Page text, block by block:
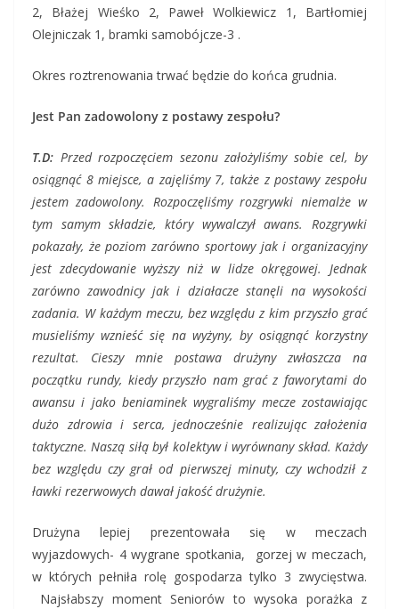
2, Błażej Wieśko 2, Paweł Wolkiewicz 1, Bartłomiej
Olejniczak 1, bramki samobójcze-3 .
Okres roztrenowania trwać będzie do końca grudnia.
Jest Pan zadowolony z postawy zespołu?
T.D: Przed rozpoczęciem sezonu założyliśmy sobie cel, by
osiągnąć 8 miejsce, a zajęliśmy 7, także z postawy zespołu
jestem zadowolony. Rozpoczęliśmy rozgrywki niemalże w
tym samym składzie, który wywalczył awans. Rozgrywki
pokazały, że poziom zarówno sportowy jak i organizacyjny
jest zdecydowanie wyższy niż w lidze okręgowej. Jednak
zarówno zawodnicy jak i działacze stanęli na wysokości
zadania. W każdym meczu, bez względu z kim przyszło grać
musieliśmy wznieść się na wyżyny, by osiągnąć korzystny
rezultat. Cieszy mnie postawa drużyny zwłaszcza na
początku rundy, kiedy przyszło nam grać z faworytami do
awansu i jako beniaminek wygraliśmy mecze zostawiając
dużo zdrowia i serca, jednocześnie realizując założenia
taktyczne. Naszą siłą był kolektyw i wyrównany skład. Każdy
bez względu czy grał od pierwszej minuty, czy wchodził z
ławki rezerwowych dawał jakość drużynie.
Drużyna lepiej prezentowała się w meczach
wyjazdowych- 4 wygrane spotkania, gorzej w meczach,
w których pełniła rolę gospodarza tylko 3 zwycięstwa.
Najsłabszy moment Seniorów to wysoka porażka z